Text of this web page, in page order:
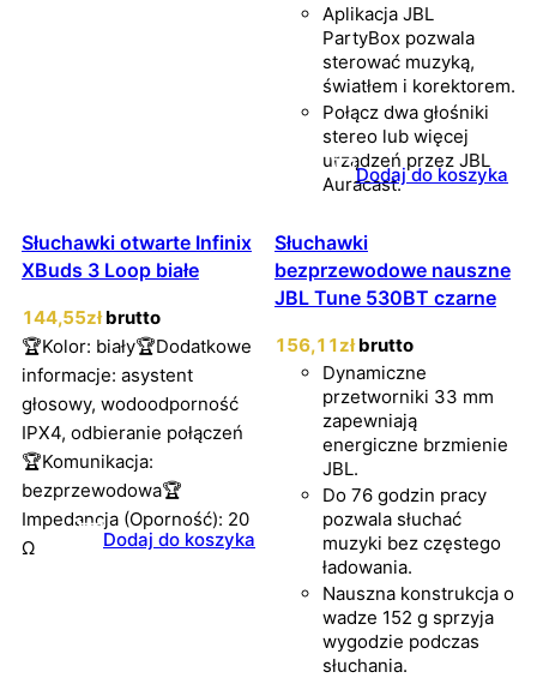
Aplikacja JBL
PartyBox pozwala
sterować muzyką,
światłem i korektorem.
Połącz dwa głośniki
stereo lub więcej
urządzeń przez JBL
Auracast.
Dodaj do koszyka
Słuchawki otwarte Infinix
XBuds 3 Loop białe
144,55zł brutto
🏆Kolor: biały🏆Dodatkowe
informacje: asystent
głosowy, wodoodporność
IPX4, odbieranie połączeń
🏆Komunikacja:
bezprzewodowa🏆
Impedancja (Oporność): 20
Ω
Dodaj do koszyka
Słuchawki
bezprzewodowe nauszne
JBL Tune 530BT czarne
156,11zł brutto
Dynamiczne
przetworniki 33 mm
zapewniają
energiczne brzmienie
JBL.
Do 76 godzin pracy
pozwala słuchać
muzyki bez częstego
ładowania.
Nauszna konstrukcja o
wadze 152 g sprzyja
wygodzie podczas
słuchania.